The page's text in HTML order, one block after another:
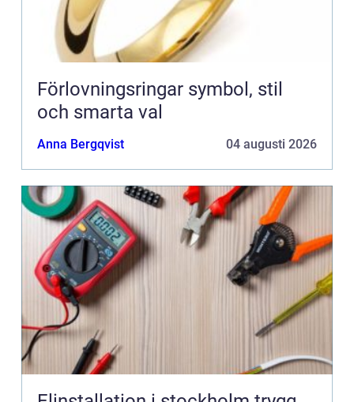
Förlovningsringar symbol, stil
och smarta val
Anna Bergqvist 04 augusti 2026